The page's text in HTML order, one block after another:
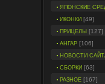
ЯПОНСКИЕ
ИКОНКИ [49]
ПРИЦЕЛЫ [127]
АНГАР [106]
НОВОСТИ
СБОРКИ [63]
РАЗНОЕ [167]